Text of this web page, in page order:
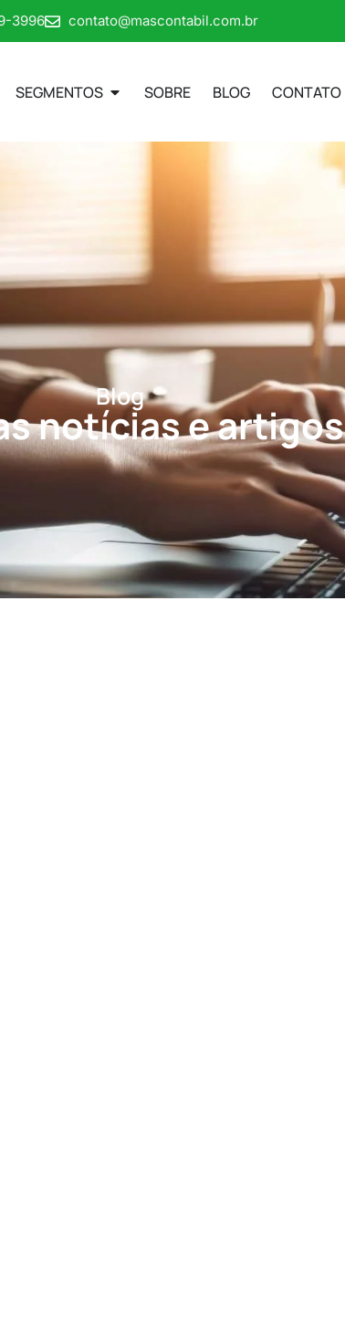
3996 contato@mascontabil.com.br
SEGMENTOS SOBRE BLOG CONTATO
Blog
notícias e artigos